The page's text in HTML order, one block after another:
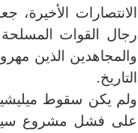
الانتصارات
رجال القوات
والمجاهدين الذين
التاريخ.
ولم يكن سقوط
على فشل مشروع